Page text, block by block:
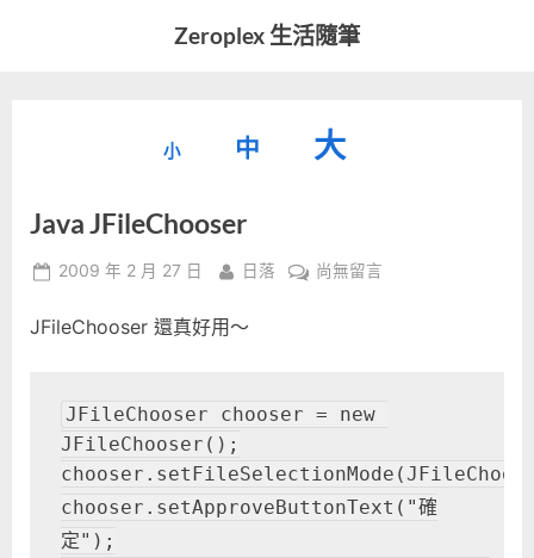
Zeroplex 生活隨筆
發
活
事
小
型
小。
中
重
型
大
字
小。
Java JFileChooser
Posted
2009 年 2 月 27 日 By
日落
在
尚無留言
JFileChooser 還真好用～
JFileChooser chooser = new
JFileChooser();
chooser.setApproveButtonText("確
定");